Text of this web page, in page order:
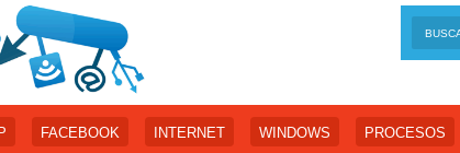
FACEBOOK INTERNET WINDOWS PROCESOS